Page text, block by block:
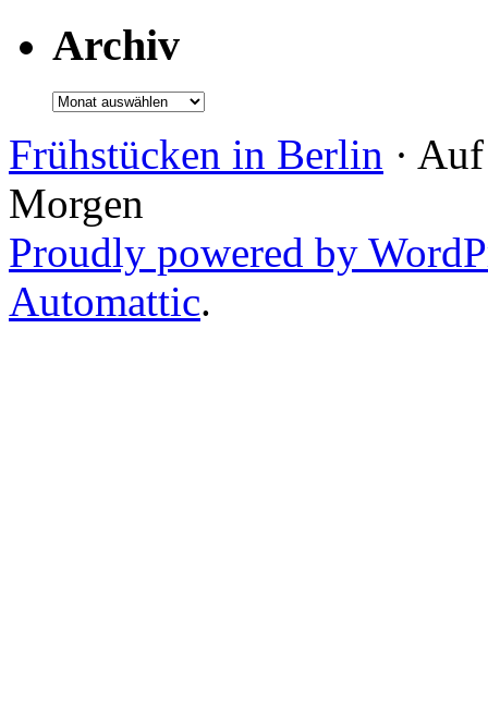
Archiv
Archiv
Frühstücken in Berlin ·
Morgen
Proudly powered by
Automattic.